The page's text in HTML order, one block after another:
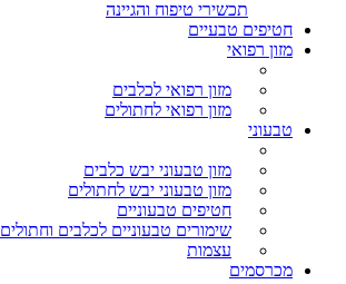
תכשירי טיפוח והגיינה
חטיפים טבעיים
מזון רפואי
מזון רפואי לכלבים
מזון רפואי לחתולים
טבעוני
מזון טבעוני יבש כלבים
מזון טבעוני יבש לחתולים
חטיפים טבעוניים
שימורים טבעוניים לכלבים וחתולים
עצמות
מכרסמים